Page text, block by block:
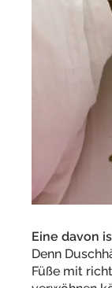
Eine davon
Denn
Füße mit